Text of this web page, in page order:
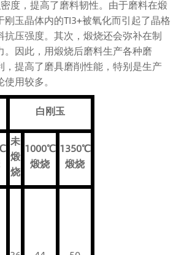
度，提高了磨料韧性。由于磨料在煅
玉晶体内的TI3+被氧化而引起了晶格
压强度。其次，煅烧还会弥补在制
因此，用煅烧后磨料生产各种磨
提高了磨具磨削性能，特别是生产
用较多。
白刚玉
未
煅
烧
1000℃
煅烧
1350℃
煅烧